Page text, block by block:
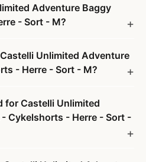
Adventure Baggy
- Sort - M?
Unlimited Adventure
- Herre - Sort - M?
for Castelli Unlimited
Cykelshorts - Herre - Sort -